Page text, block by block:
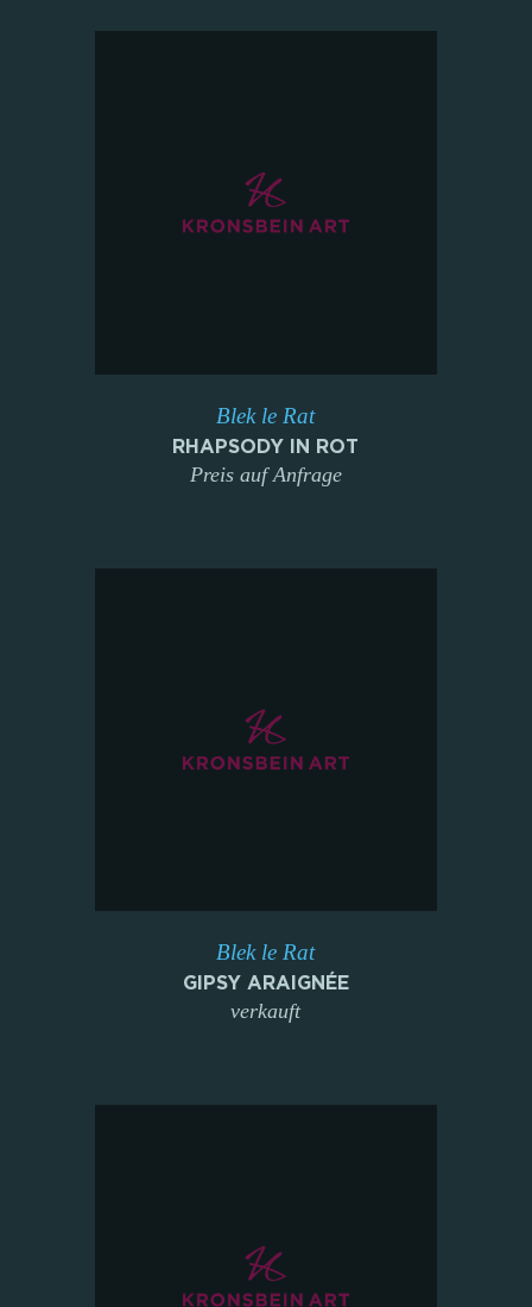
Blek le Rat
RHAPSODY IN ROT
Preis auf Anfrage
Blek le Rat
GIPSY ARAIGNÉE
verkauft